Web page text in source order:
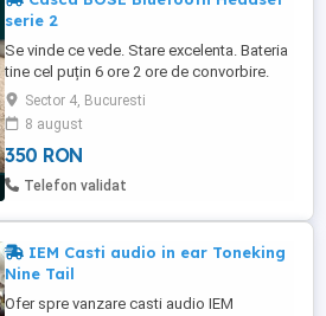
serie 2
Se vinde ce vede. Stare excelenta. Bateria
tine cel puțin 6 ore 2 ore de convorbire.
Mai multe detalii la Am 2 bucăți una pt
urechea dreapta una pentru stânga. Prețul
este pentru 1 bucata!! Trimit și in tara cu
avans transport. Predare in zona Eroii
Revoluției in București Nu fac schimburi
Sector 4, Bucuresti
8 august
350 RON
Telefon validat
IEM Casti audio in ear Toneking
Nine Tail
Ofer spre vanzare casti audio IEM